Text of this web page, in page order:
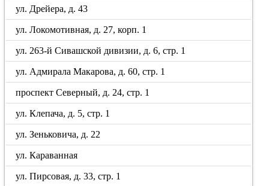
ул. Дрейера, д. 43
ул. Локомотивная, д. 27, корп. 1
ул. 263-й Сивашской дивизии, д. 6, стр. 1
ул. Адмирала Макарова, д. 60, стр. 1
проспект Северный, д. 24, стр. 1
ул. Клепача, д. 5, стр. 1
ул. Зеньковича, д. 22
ул. Караванная
ул. Пирсовая, д. 33, стр. 1